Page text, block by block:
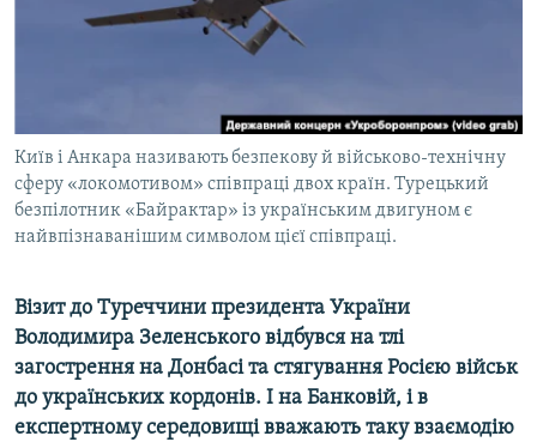
СПЕЦПРОЄКТИ
РУС
УКР
ДОЛУЧАЙСЯ!
Київ і Анкара називають безпекову й військово-технічну
сферу «локомотивом» співпраці двох країн. Турецький
безпілотник «Байрактар» із українським двигуном є
найвпізнаванішим символом цієї співпраці.
Візит до Туреччини президента України
Володимира Зеленського відбувся на тлі
загострення на Донбасі та стягування Росією військ
до українських кордонів. І на Банковій, і в
експертному середовищі вважають таку взаємодію